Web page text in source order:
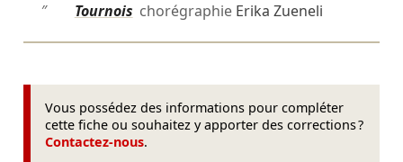
″
Tournois chorégraphie Erika Zueneli
Vous possédez des informations pour compléter
cette fiche ou souhaitez y apporter des corrections ?
Contactez-nous.